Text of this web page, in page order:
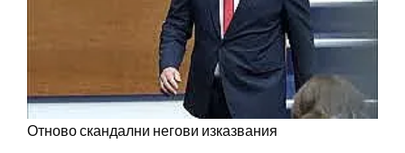
Отново скандални негови изказвания